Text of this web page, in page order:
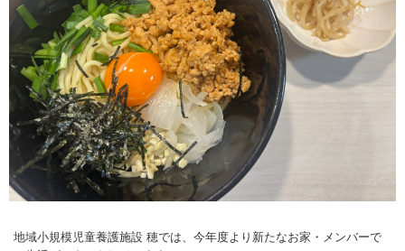
地域小規模児童養護施設 穂では、今年度より新たなお家・メンバーで